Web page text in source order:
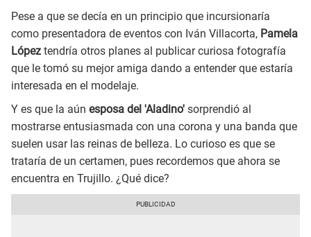
Pese a que se decía en un principio que incursionaría
como presentadora de eventos con Iván Villacorta, Pamela
López tendría otros planes al publicar curiosa fotografía
que le tomó su mejor amiga dando a entender que estaría
interesada en el modelaje.
Y es que la aún esposa del 'Aladino' sorprendió al
mostrarse entusiasmada con una corona y una banda que
suelen usar las reinas de belleza. Lo curioso es que se
trataría de un certamen, pues recordemos que ahora se
encuentra en Trujillo. ¿Qué dice?